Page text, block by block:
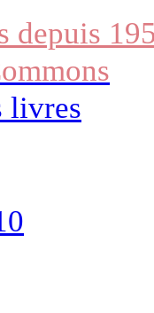
depuis
livres